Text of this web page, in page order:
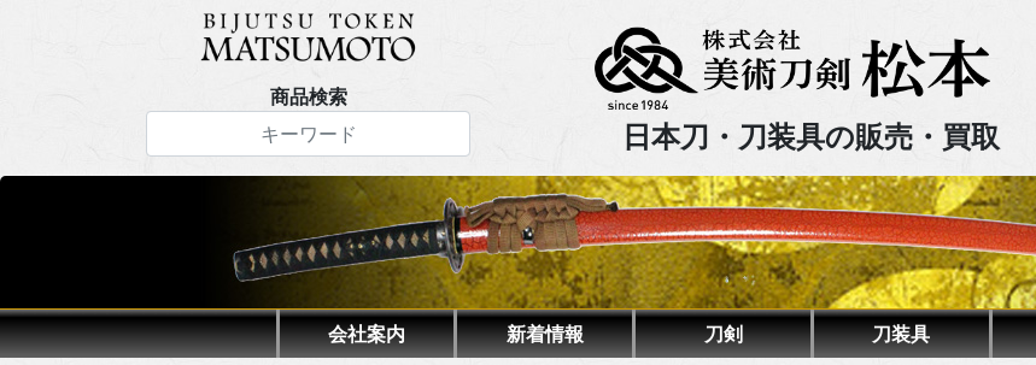
商品検索
日本刀・刀装具の販売・買取
会社案内 新着情報 刀剣 刀装具